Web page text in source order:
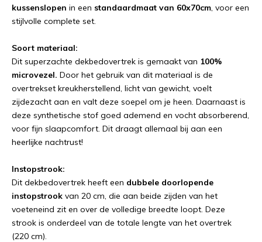
kussenslopen in een standaardmaat van 60x70cm , voor een
stijlvolle complete set.
Soort materiaal:
Dit superzachte dekbedovertrek is gemaakt van 100%
microvezel. Door het gebruik van dit materiaal is de
overtrekset kreukherstellend, licht van gewicht, voelt
zijdezacht aan en valt deze soepel om je heen. Daarnaast is
deze synthetische stof goed ademend en vocht absorberend,
voor fijn slaapcomfort. Dit draagt allemaal bij aan een
heerlijke nachtrust!
Instopstrook:
Dit dekbedovertrek heeft een dubbele doorlopende
instopstrook van 20 cm, die aan beide zijden van het
voeteneind zit en over de volledige breedte loopt. Deze
strook is onderdeel van de totale lengte van het overtrek
(220 cm).